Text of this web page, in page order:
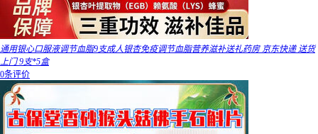
通用银心口服液调节血脂9支成人银杏免疫调节血脂营养滋补送礼药房 京东快递 送货
上门 9支*5盒
0条评价